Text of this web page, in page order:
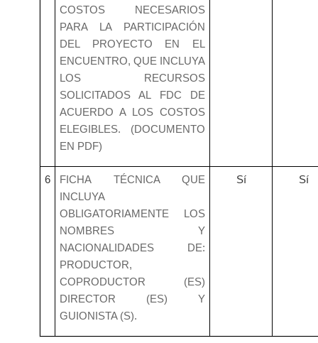
COSTOS NECESARIOS
PARA LA PARTICIPACIÓN
DEL PROYECTO EN EL
ENCUENTRO, QUE INCLUYA
LOS RECURSOS
SOLICITADOS AL FDC DE
ACUERDO A LOS COSTOS
ELEGIBLES. (DOCUMENTO
EN PDF)
6
FICHA TÉCNICA QUE
INCLUYA
OBLIGATORIAMENTE LOS
NOMBRES Y
NACIONALIDADES DE:
PRODUCTOR,
COPRODUCTOR (ES)
DIRECTOR (ES) Y
GUIONISTA (S).
Sí Sí